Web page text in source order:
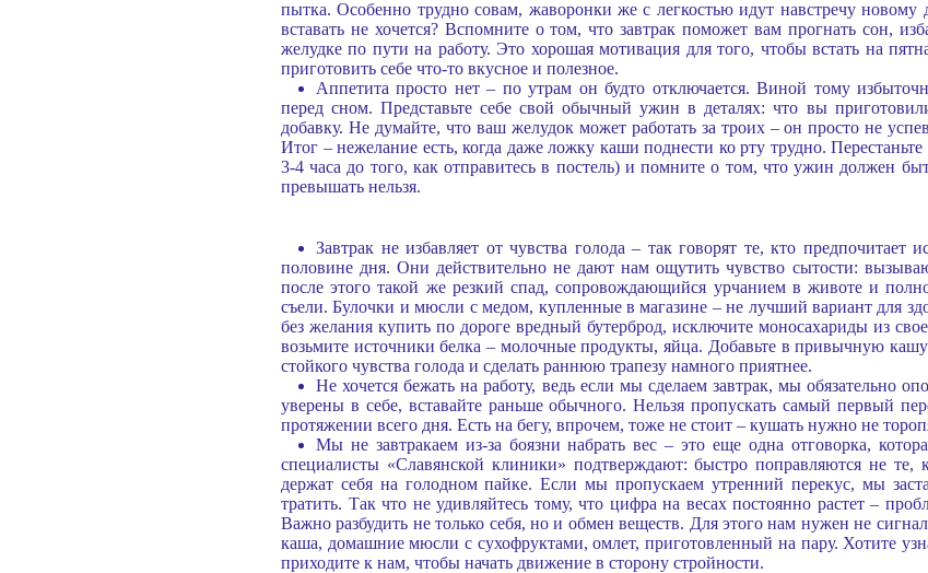
пытка. Особенно трудно совам, жаворонки же с легкостью идут навстречу новому
вставать не хочется? Вспомните о том, что завтрак поможет вам прогнать сон,
желудке по пути на работу. Это хорошая мотивация для того, чтобы встать на
приготовить себе что-то вкусное и полезное.
Аппетита просто нет – по утрам он будто отключается. Виной тому
перед сном. Представьте себе свой обычный ужин в деталях: что вы
добавку. Не думайте, что ваш желудок может работать за троих – он просто не
Итог – нежелание есть, когда даже ложку каши поднести ко рту трудно.
3-4 часа до того, как отправитесь в постель) и помните о том, что ужин должен
превышать нельзя.
Завтрак не избавляет от чувства голода – так говорят те, кто предпочитает
половине дня. Они действительно не дают нам ощутить чувство сытости:
после этого такой же резкий спад, сопровождающийся урчанием в животе и
съели. Булочки и мюсли с медом, купленные в магазине – не лучший вариант для
без желания купить по дороге вредный бутерброд, исключите моносахариды из
возьмите источники белка – молочные продукты, яйца. Добавьте в привычную
стойкого чувства голода и сделать раннюю трапезу намного приятнее.
Не хочется бежать на работу, ведь если мы сделаем завтрак, мы обязательно
уверены в себе, вставайте раньше обычного. Нельзя пропускать самый первый
протяжении всего дня. Есть на бегу, впрочем, тоже не стоит – кушать нужно не
Мы не завтракаем из-за боязни набрать вес – это еще одна отговорка,
специалисты «Славянской клиники» подтверждают: быстро поправляются не те,
держат себя на голодном пайке. Если мы пропускаем утренний перекус, мы
тратить. Так что не удивляйтесь тому, что цифра на весах постоянно растет –
Важно разбудить не только себя, но и обмен веществ. Для этого нам нужен не
каша, домашние мюсли с сухофруктами, омлет, приготовленный на пару. Хотите
приходите к нам, чтобы начать движение в сторону стройности.